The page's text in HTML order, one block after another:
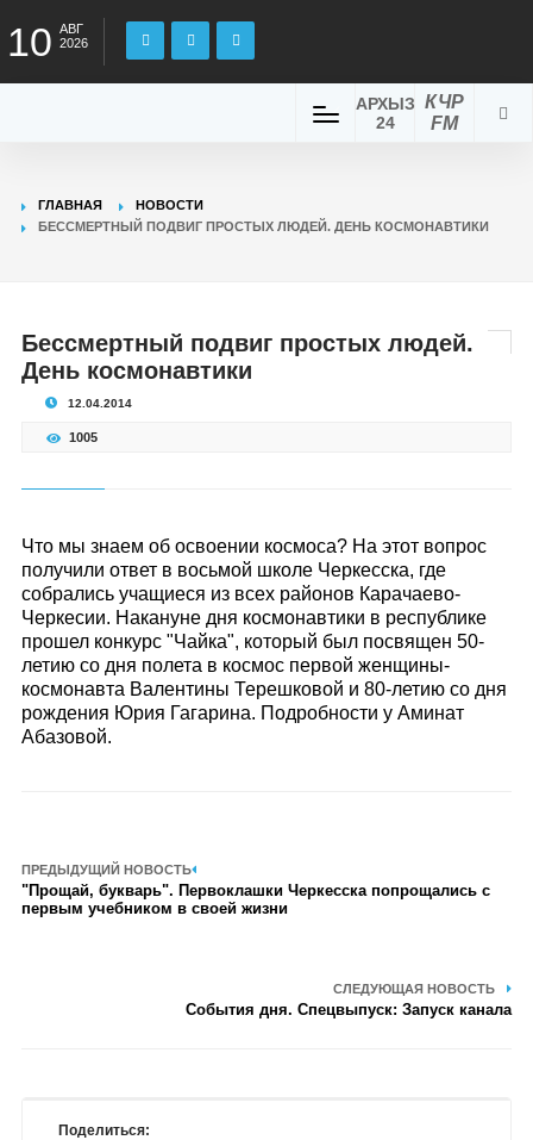
10 АВГ
2026
КЧР
FM
АРХЫЗ
24
ГЛАВНАЯ
НОВОСТИ
БЕССМЕРТНЫЙ ПОДВИГ ПРОСТЫХ ЛЮДЕЙ. ДЕНЬ КОСМОНАВТИКИ
Бессмертный подвиг простых людей.
День космонавтики
12.04.2014
1005
Что мы знаем об освоении космоса? На этот вопрос
получили ответ в восьмой школе Черкесска, где
собрались учащиеся из всех районов Карачаево-
Черкесии. Накануне дня космонавтики в республике
прошел конкурс "Чайка", который был посвящен 50-
летию со дня полета в космос первой женщины-
космонавта Валентины Терешковой и 80-летию со дня
рождения Юрия Гагарина. Подробности у Аминат
Абазовой.
ПРЕДЫДУЩИЙ НОВОСТЬ
"Прощай, букварь". Первоклашки Черкесска попрощались с
первым учебником в своей жизни
СЛЕДУЮЩАЯ НОВОСТЬ
События дня. Спецвыпуск: Запуск канала
Поделиться: